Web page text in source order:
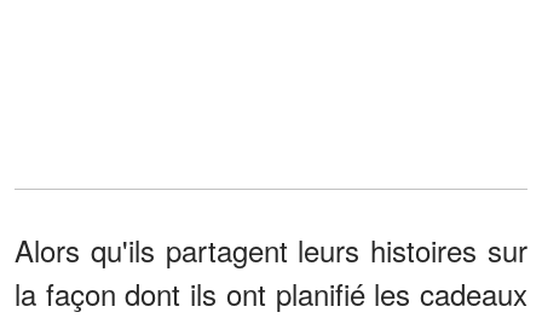
Alors qu'ils partagent leurs histoires sur
la façon dont ils ont planifié les cadeaux